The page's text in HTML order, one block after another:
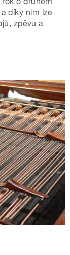
díky nim lze
zpěvu a